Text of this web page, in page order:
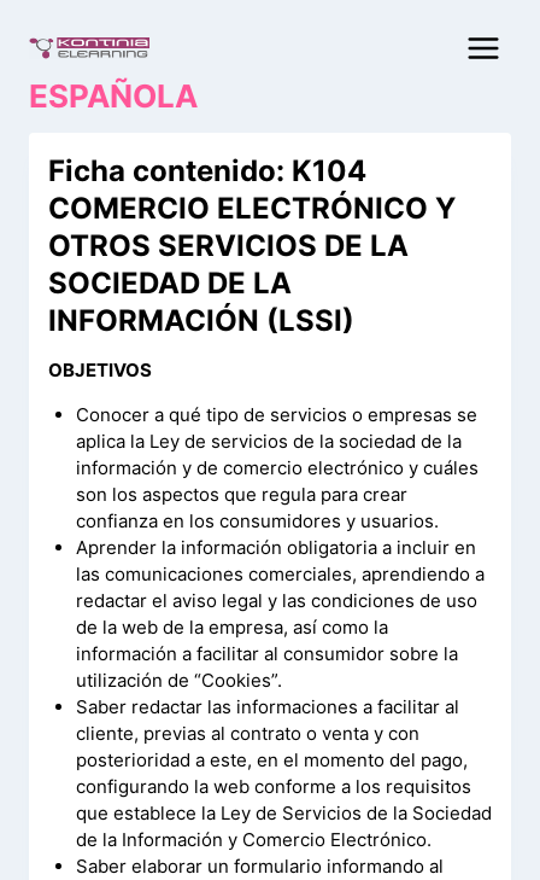
contenido
ESPAÑOLA
Ficha contenido: K104
COMERCIO ELECTRÓNICO Y
OTROS SERVICIOS DE LA
SOCIEDAD DE LA
INFORMACIÓN (LSSI)
OBJETIVOS
Conocer a qué tipo de servicios o empresas se
aplica la Ley de servicios de la sociedad de la
información y de comercio electrónico y cuáles
son los aspectos que regula para crear
confianza en los consumidores y usuarios.
Aprender la información obligatoria a incluir en
las comunicaciones comerciales, aprendiendo a
redactar el aviso legal y las condiciones de uso
de la web de la empresa, así como la
información a facilitar al consumidor sobre la
utilización de “Cookies”.
Saber redactar las informaciones a facilitar al
cliente, previas al contrato o venta y con
posterioridad a este, en el momento del pago,
configurando la web conforme a los requisitos
que establece la Ley de Servicios de la Sociedad
de la Información y Comercio Electrónico.
Saber elaborar un formulario informando al